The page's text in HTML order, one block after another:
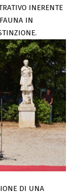
INERENTE
IN
DI UNA